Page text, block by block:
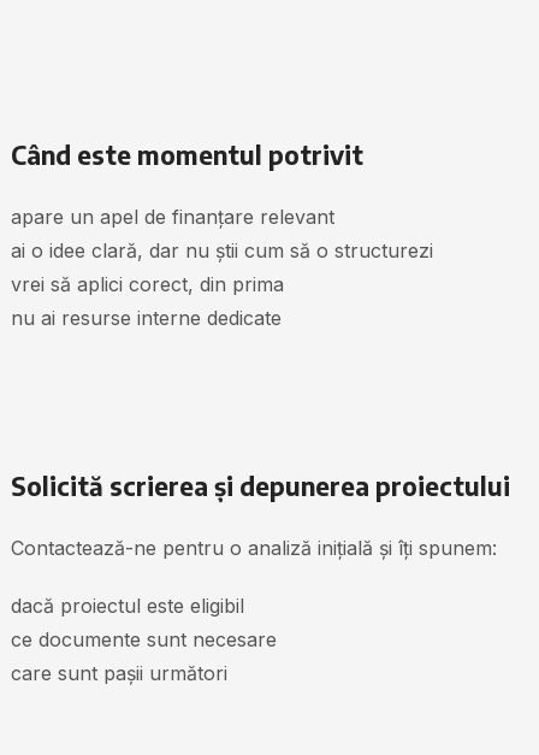
Când este momentul potrivit
apare un apel de finanțare relevant
ai o idee clară, dar nu știi cum să o structurezi
vrei să aplici corect, din prima
nu ai resurse interne dedicate
Solicită scrierea și depunerea proiectului
Contactează-ne pentru o analiză inițială și îți spunem:
dacă proiectul este eligibil
ce documente sunt necesare
care sunt pașii următori